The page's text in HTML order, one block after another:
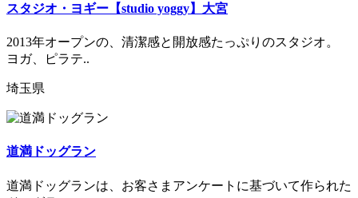
スタジオ・ヨギー【studio yoggy】大宮
2013年オープンの、清潔感と開放感たっぷりのスタジオ。
ヨガ、ピラテ..
埼玉県
道満ドッグラン
道満ドッグランは、お客さまアンケートに基づいて作られた